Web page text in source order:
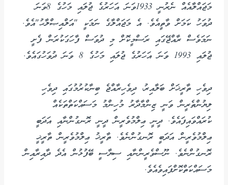
މަޖައްލާއެއް ނެރުނީ 1933ވަނަ އަހަރުގެ ޖުލައި މަހުގެ 8ވަނަ
ދުވަހު ކަމަށް ވާތީއެވެ. އެ މަޖައްލާގެ ނަމަކީ "އަލްއިޞްލާޙު"އެވެ.
ނަމަވެސް ރާއްޖޭގައި ރަސްމީކޮށް މި ދުވަސް ފާހަގަކުރަން ފެށީ
ޖުލައި 1993 ވަނަ އަހަރުގެ ޖުލައި މަހުގެ 8 ވަނަ ދުވަހުގައެވެ.
ދިވެހި ތާރީޚަށް ބަލާއިރު، ދިވެހިރާއްޖެ ބިނާކުރުމުގައި ދިވެހި
ލިޔުންތެރީން ވަނީ ޒިންމާދާރު މުހިންމު މަސައްކަތްތަކެއް
ކުރައްވައިފައެވެ. ދީނީ ޢިލްމުވެރީން ދީނީ ރޮނގުންނާއި އަދަބީ
ޢިލްމުވެރީން އަދަބީ ރޮނގުންނެވެ. ތާރީޚު ޢިލްމުވެރީން ތާރީޚީ
ރޮނގުންނެވެ. ނޫސްވެރީންނާއި ސިޔާސީ ބޭފުޅުން އެދެ ދާއިރާއިން
މަސައްކަތްކޮށްފައިވެއެވެ.